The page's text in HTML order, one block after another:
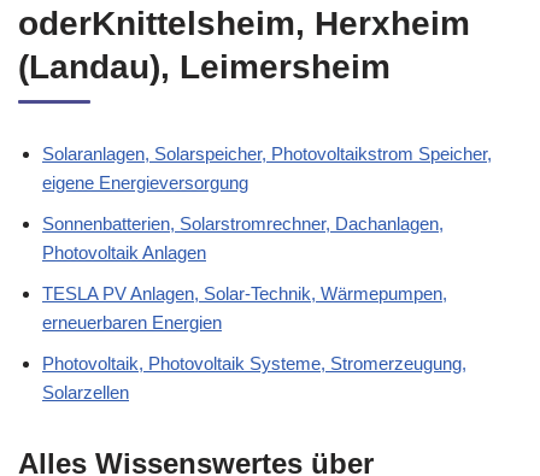
oderKnittelsheim, Herxheim
(Landau), Leimersheim
Solaranlagen, Solarspeicher, Photovoltaikstrom Speicher,
eigene Energieversorgung
Sonnenbatterien, Solarstromrechner, Dachanlagen,
Photovoltaik Anlagen
TESLA PV Anlagen, Solar-Technik, Wärmepumpen,
erneuerbaren Energien
Photovoltaik, Photovoltaik Systeme, Stromerzeugung,
Solarzellen
Alles Wissenswertes über